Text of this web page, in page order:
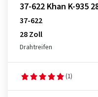
37-622 Khan K-935
37-622
28 Zoll
Drahtreifen
(1)